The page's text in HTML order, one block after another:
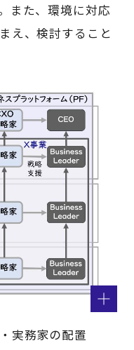
また、環境に対応
え、検討すること
実務家の配置